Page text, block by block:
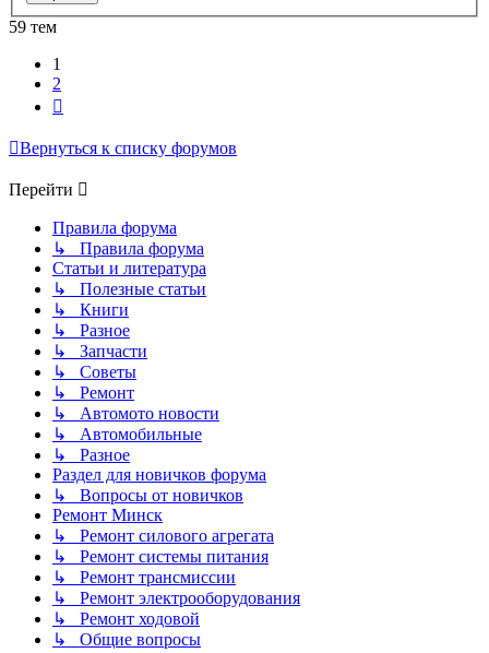
59 тем
1
2
Вернуться к списку форумов
Перейти
Правила форума
↳ Правила форума
Статьи и литература
↳ Полезные статьи
↳ Книги
↳ Разное
↳ Запчасти
↳ Советы
↳ Ремонт
↳ Автомото новости
↳ Автомобильные
↳ Разное
Раздел для новичков форума
↳ Вопросы от новичков
Ремонт Минск
↳ Ремонт силового агрегата
↳ Ремонт системы питания
↳ Ремонт трансмиссии
↳ Ремонт электрооборудования
↳ Ремонт ходовой
↳ Общие вопросы